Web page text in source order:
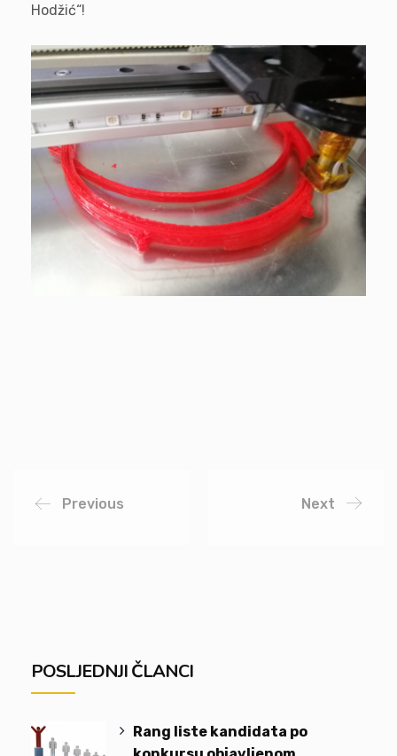
Hodžić“!
Previous Next
POSLJEDNJI ČLANCI
Rang liste kandidata po